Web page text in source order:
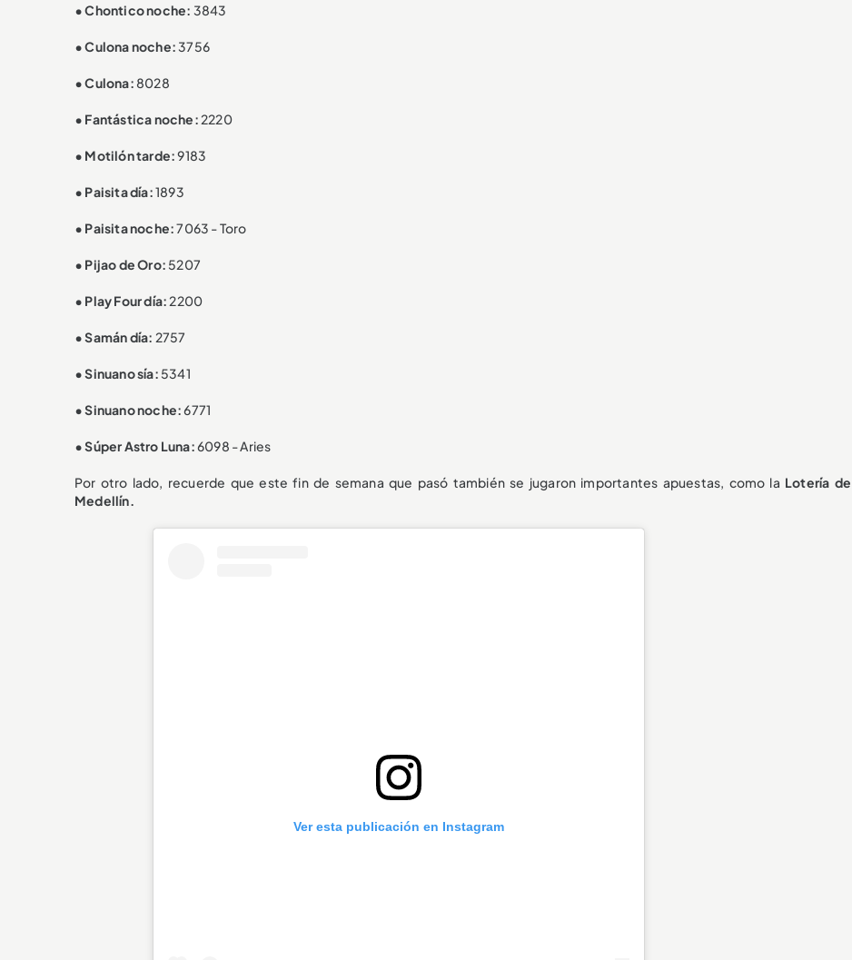
• Chontico noche: 3843
• Culona noche: 3756
• Culona: 8028
• Fantástica noche: 2220
• Motilón tarde:9183
• Paisita día:1893
• Paisita noche:7063 - Toro
• Pijao de Oro: 5207
• Play Four día: 2200
• Samán día: 2757
• Sinuano sía: 5341
• Sinuano noche:6771
• Súper Astro Luna:6098 - Aries
Por otro lado, recuerde que este fin de semana que pasó también se jugaron importantes apuestas, como la Lotería de
Medellín.
Ver esta publicación en Instagram